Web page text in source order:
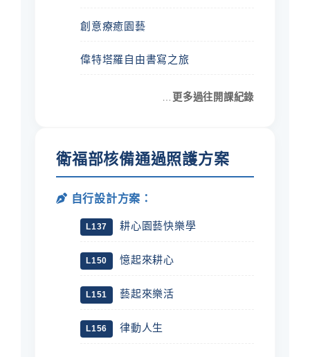
創意療癒園藝
偉特塔羅自由書寫之旅
更多過往開課紀錄
衛福部核備通過照護方案
自行設計方案：
L137 耕心園藝快樂學
L150 憶起來耕心
L151 藝起來樂活
L156 律動人生